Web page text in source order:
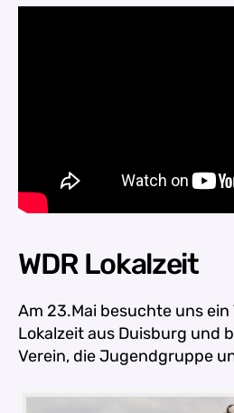
WDR Lokalzeit
Am 23.Mai besuchte uns ein
Lokalzeit aus Duisburg und
Verein, die Jugendgruppe